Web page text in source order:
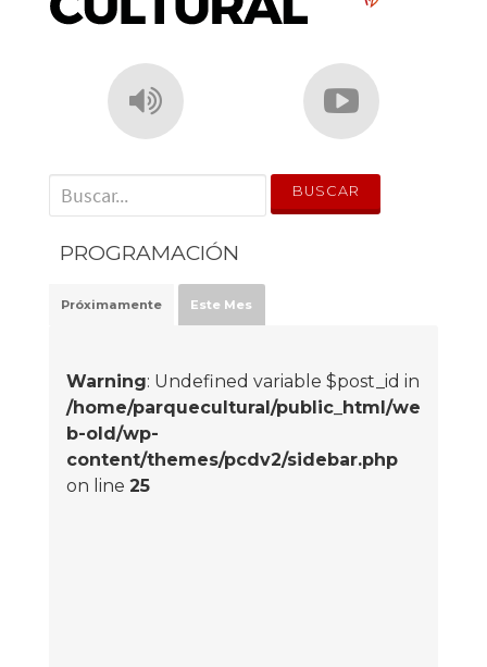
' . __('Search for:') . '
PROGRAMACIÓN
Próximamente Este Mes
Warning: Undefined variable $post_id in
/home/parquecultural/public_html/we
b-old/wp-
content/themes/pcdv2/sidebar.php
on line 25